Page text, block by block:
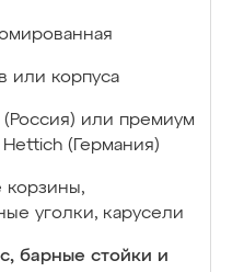
или корпуса
(Россия) или премиум
Hettich (Германия)
корзины,
уголки, карусели
барные стойки и